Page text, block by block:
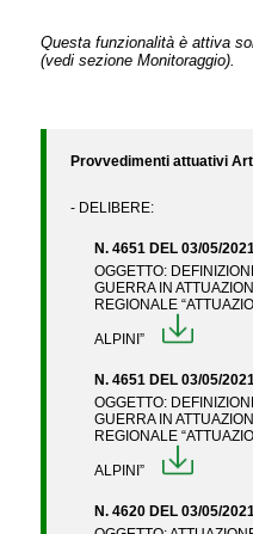
Questa funzionalità è attiva
(vedi sezione Monitoraggio).
Provvedimenti attuativi
- DELIBERE:
N. 4651 DEL 03/05/
OGGETTO:
GUERRA IN
REGIONALE
ALPINI”
N. 4651 DEL 03/05/
OGGETTO:
GUERRA IN
REGIONALE
ALPINI”
N. 4620 DEL 03/05/